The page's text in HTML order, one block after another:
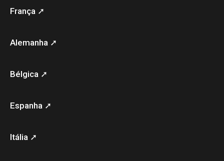
França ➚
Alemanha ➚
Bélgica ➚
Espanha ➚
Itália ➚